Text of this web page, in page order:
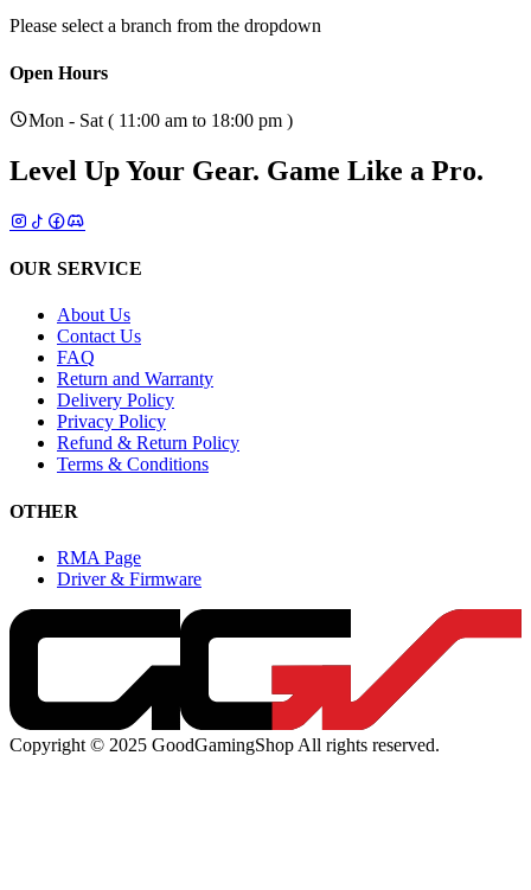
Please select a branch from the dropdown
Open Hours
Mon - Sat ( 11:00 am to 18:00 pm )
Level Up Your Gear. Game Like a Pro.
OUR SERVICE
About Us
Contact Us
FAQ
Return and Warranty
Delivery Policy
Privacy Policy
Refund & Return Policy
Terms & Conditions
OTHER
RMA Page
Driver & Firmware
Copyright © 2025 GoodGamingShop All rights reserved.